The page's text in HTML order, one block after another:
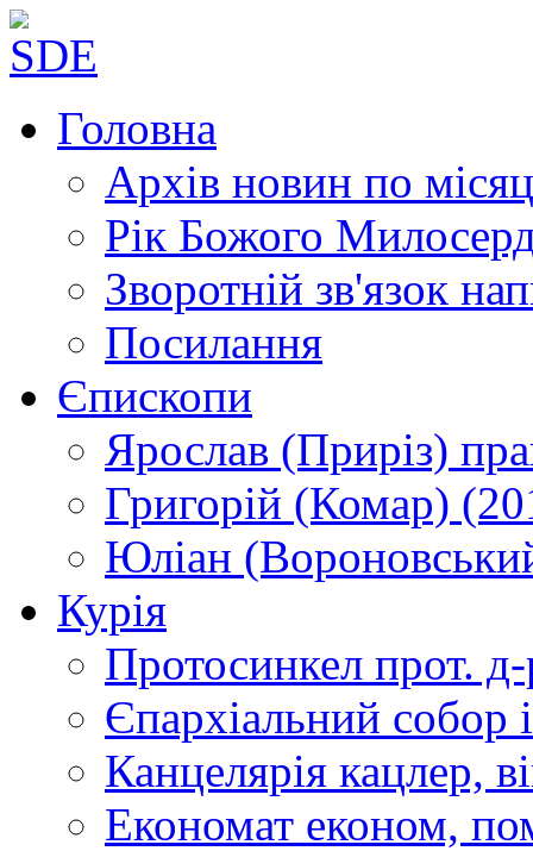
Головна
Архів новин по
Рік Божого
Зворотній зв'язок
Посилання
Єпископи
Ярослав (Приріз)
Григорій (Комар)
Юліан
Курія
Протосинкел прот.
Єпархіальний собор
Канцелярія кацлер,
Економат економ,